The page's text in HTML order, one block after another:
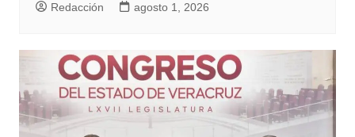
Redacción agosto 1, 2026